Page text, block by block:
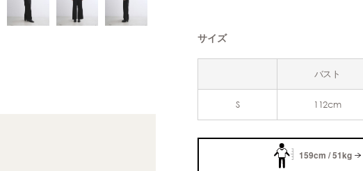
サイズ
バスト
S 112cm
159cm / 51kg